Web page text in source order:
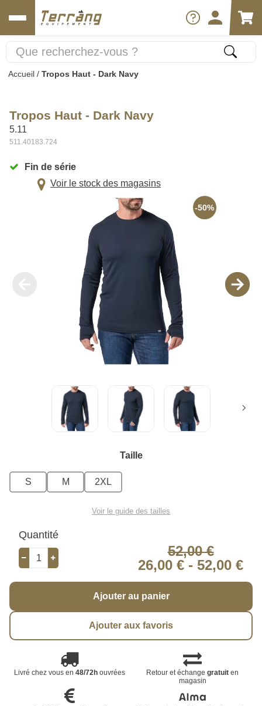
Accueil / Tropos Haut - Dark Navy
Tropos Haut - Dark Navy
5.11
511.40183.724
Fin de série
Voir le stock des magasins
-50%
Taille
S M 2XL
Voir le guide des tailles
Quantité
52,00 €
26,00 € - 52,00 €
Ajouter au panier
Ajouter aux favoris
Livré chez vous en 48/72houvrées Retour et échangegratuit en
magasin